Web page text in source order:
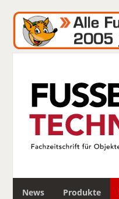
News Produkte